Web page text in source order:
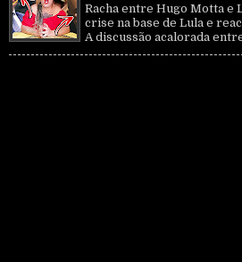
Racha entre Hugo Motta e
crise na base de Lula e
A discussão acalorada